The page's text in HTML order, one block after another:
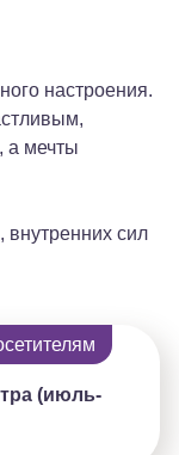
настроения.
а мечты
сил
(июль-